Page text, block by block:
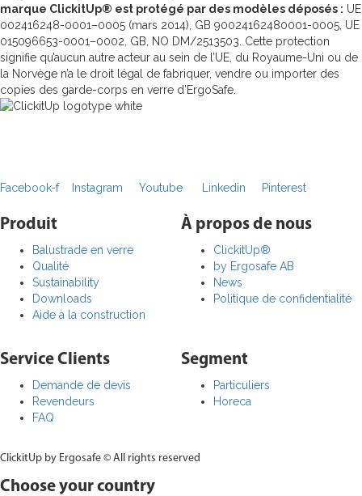
marque ClickitUp® est protégé par des modèles déposés : UE
002416248-0001–0005 (mars 2014), GB 90024162480001-0005, UE
015096653-0001–0002, GB, NO DM/2513503. Cette protection
signifie qu’aucun autre acteur au sein de l’UE, du Royaume-Uni ou de
la Norvège n’a le droit légal de fabriquer, vendre ou importer des
copies des garde-corps en verre d’ErgoSafe.
Facebook-f Instagram Youtube Linkedin Pinterest
Service Clients
Demande de devis
Revendeurs
FAQ
Produit
Balustrade en verre
Qualité
Sustainability
Downloads
Aide à la construction
À propos de nous
ClickitUp®
by Ergosafe AB
News
Politique de confidentialité
Segment
Particuliers
Horeca
ClickitUp by Ergosafe © All rights reserved
Choose your country